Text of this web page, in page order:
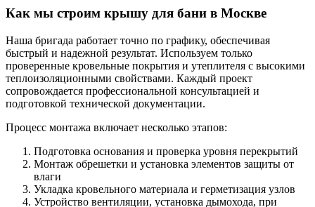
Как мы строим крышу для бани в Москве
Наша бригада работает точно по графику, обеспечивая
быстрый и надежной результат. Используем только
проверенные кровельные покрытия и утеплителя с высокими
теплоизоляционными свойствами. Каждый проект
сопровождается профессиональной консультацией и
подготовкой технической документации.
Процесс монтажа включает несколько этапов:
Подготовка основания и проверка уровня перекрытий
Монтаж обрешетки и установка элементов защиты от
влаги
Укладка кровельного материала и герметизация узлов
Устройство вентиляции, установка дымохода, при